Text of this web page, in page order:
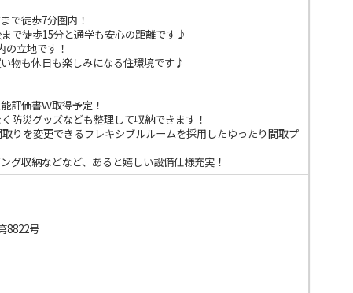
で徒歩7分圏内！
で徒歩15分と通学も安心の距離です♪
立地です！
物も休日も楽しみになる住環境です♪
評価書Ｗ取得予定！
防災グッズなども整理して収納できます！
りを変更できるフレキシブルルームを採用したゆったり間取プ
収納などなど、あると嬉しい設備仕様充実！
8822号